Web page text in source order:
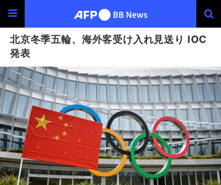
北京冬季五輪、海外客受け入れ見送り IOC
発表